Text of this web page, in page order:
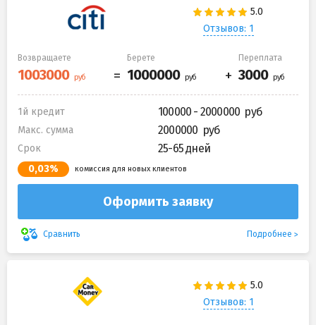
Отзывов: 1
Возвращаете Берете Переплата
1й кредит 100000 - 2000000
Макс. сумма 2000000
Срок 25-65 дней
0,03% комиссия для новых клиентов
Оформить заявку
Сравнить Подробнее
Отзывов: 1